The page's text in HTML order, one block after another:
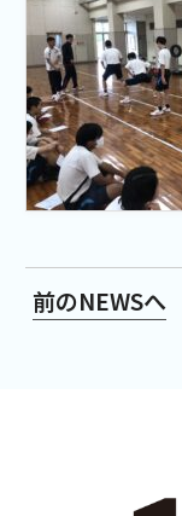
前のNEWSへ